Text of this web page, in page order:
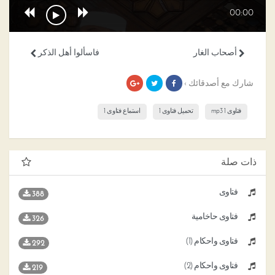
00:00
فاسألوا أهل الذكر أصحاب الغار
شارك مع أصدقائك ›
فتاوى 1 mp3 تحميل فتاوى 1 استماع فتاوى 1
ذات صلة
فتاوى 388
فتاوى حاخامية 326
فتاوى وأحكام (1) 292
فتاوى وأحكام (2) 219